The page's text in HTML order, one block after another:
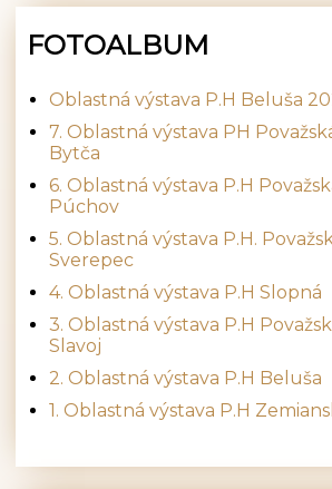
FOTOALBUM
Oblastná výstava P.H Beluša
7. Oblastná výstava PH
Bytča
6. Oblastná výstava P.H
Púchov
5. Oblastná výstava P.H.
Sverepec
4. Oblastná výstava P.H Slopná
3. Oblastná výstava P.H
Slavoj
2. Oblastná výstava P.H Beluša
1. Oblastná výstava P.H